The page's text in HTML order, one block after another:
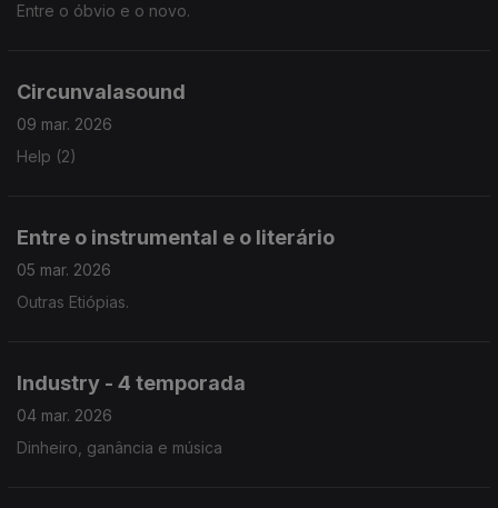
Entre o óbvio e o novo.
Circunvalasound
09 mar. 2026
Help (2)
Entre o instrumental e o literário
05 mar. 2026
Outras Etiópias.
Industry - 4 temporada
04 mar. 2026
Dinheiro, ganância e música